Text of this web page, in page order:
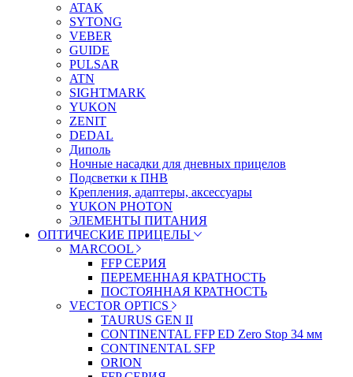
ATAK
SYTONG
VEBER
GUIDE
PULSAR
ATN
SIGHTMARK
YUKON
ZENIT
DEDAL
Диполь
Ночные насадки для дневных прицелов
Подсветки к ПНВ
Крепления, адаптеры, аксессуары
YUKON PHOTON
ЭЛЕМЕНТЫ ПИТАНИЯ
ОПТИЧЕСКИЕ ПРИЦЕЛЫ
MARCOOL
FFP СЕРИЯ
ПЕРЕМЕННАЯ КРАТНОСТЬ
ПОСТОЯННАЯ КРАТНОСТЬ
VECTOR OPTICS
TAURUS GEN II
CONTINENTAL FFP ED Zero Stop 34 мм
CONTINENTAL SFP
ORION